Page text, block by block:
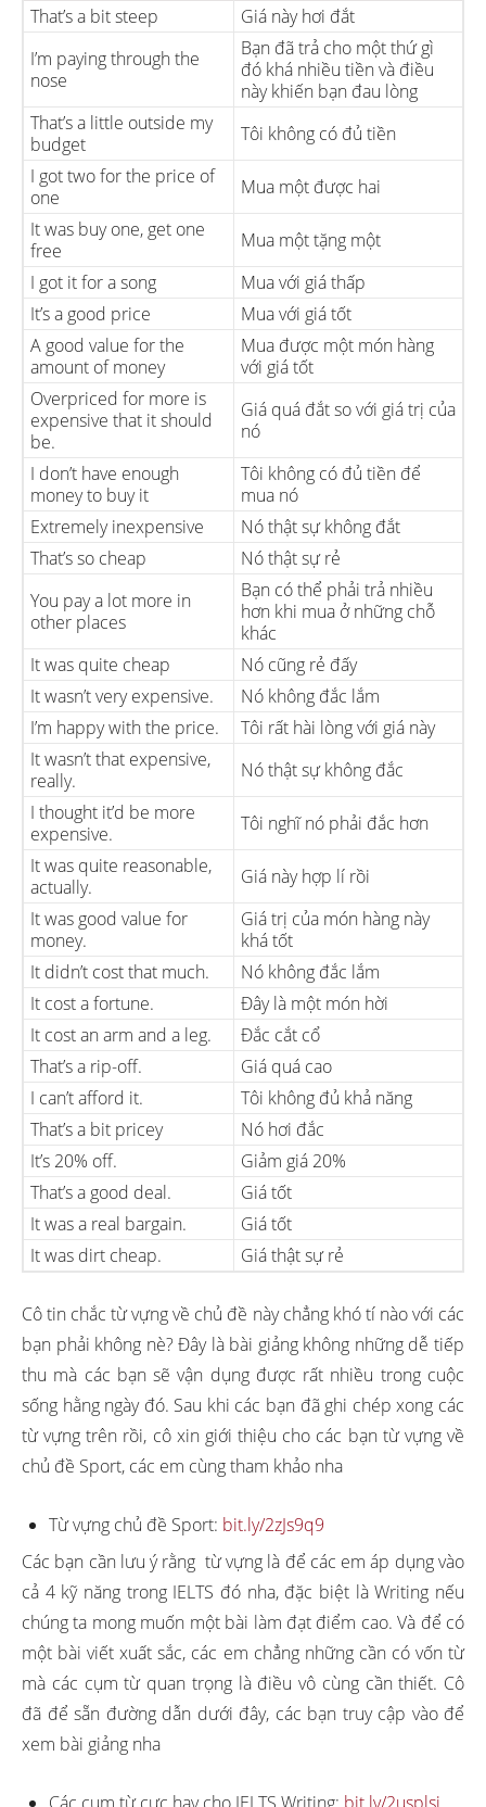
That’s a bit steep
Giá này hơi đắt
I’m paying through the
nose
Bạn đã trả cho một thứ gì
đó khá nhiều tiền và điều
này khiến bạn đau lòng
That’s a little outside my
budget
Tôi không có đủ tiền
I got two for the price of
one
Mua một được hai
It was buy one, get one
free
Mua một tặng một
I got it for a song
Mua với giá thấp
It’s a good price
Mua với giá tốt
A good value for the
amount of money
Mua được một món hàng
với giá tốt
Overpriced for more is
expensive that it should
be.
Giá quá đắt so với giá trị của
nó
I don’t have enough
money to buy it
Tôi không có đủ tiền để
mua nó
Extremely inexpensive
Nó thật sự không đắt
That’s so cheap
Nó thật sự rẻ
You pay a lot more in
other places
Bạn có thể phải trả nhiều
hơn khi mua ở những chỗ
khác
It was quite cheap
Nó cũng rẻ đấy
It wasn’t very expensive.
Nó không đắc lắm
I’m happy with the price.
Tôi rất hài lòng với giá này
It wasn’t that expensive,
really.
Nó thật sự không đắc
I thought it’d be more
expensive.
Tôi nghĩ nó phải đắc hơn
It was quite reasonable,
actually.
Giá này hợp lí rồi
It was good value for
money.
Giá trị của món hàng này
khá tốt
It didn’t cost that much.
Nó không đắc lắm
It cost a fortune.
Đây là một món hời
It cost an arm and a leg.
Đắc cắt cổ
That’s a rip-off.
Giá quá cao
I can’t afford it.
Tôi không đủ khả năng
That’s a bit pricey
Nó hơi đắc
It’s 20% off.
Giảm giá 20%
That’s a good deal.
Giá tốt
It was a real bargain.
Giá tốt
It was dirt cheap.
Giá thật sự rẻ
Cô tin chắc từ vựng về chủ đề này chẳng khó tí nào với các
bạn phải không nè? Đây là bài giảng không những dễ tiếp
thu mà các bạn sẽ vận dụng được rất nhiều trong cuộc
sống hằng ngày đó. Sau khi các bạn đã ghi chép xong các
từ vựng trên rồi, cô xin giới thiệu cho các bạn từ vựng về
chủ đề Sport, các em cùng tham khảo nha
Từ vựng chủ đề Sport: bit.ly/2zJs9q9
Các bạn cần lưu ý rằng từ vựng là để các em áp dụng vào
cả 4 kỹ năng trong IELTS đó nha, đặc biệt là Writing nếu
chúng ta mong muốn một bài làm đạt điểm cao. Và để có
một bài viết xuất sắc, các em chẳng những cần có vốn từ
mà các cụm từ quan trọng là điều vô cùng cần thiết. Cô
đã để sẵn đường dẫn dưới đây, các bạn truy cập vào để
xem bài giảng nha